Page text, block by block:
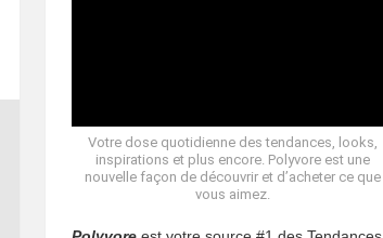
Votre dose quotidienne des tendances, looks,
inspirations et plus encore. Polyvore est une
nouvelle façon de découvrir et d’acheter ce que
vous aimez.